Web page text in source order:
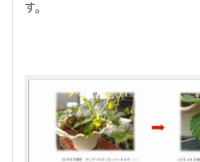
す